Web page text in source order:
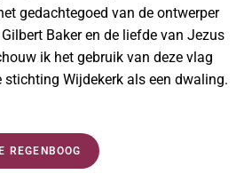
gedachtegoed van de ontwerper
Baker en de liefde van Jezus
ik het gebruik van deze vlag
stichting Wijdekerk als een dwaling.
REGENBOOG